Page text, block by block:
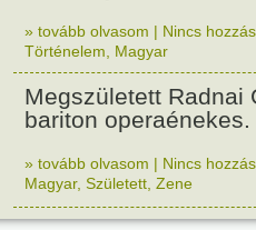
» tovább olvasom | Nincs
Történelem
Magyar
Megszületett Radnai
bariton operaénekes.
» tovább olvasom | Nincs
Magyar, Született Zene